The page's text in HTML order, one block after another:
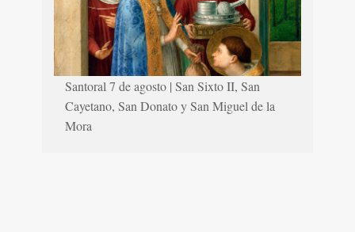
Santoral 7 de agosto | San Sixto II, San
Cayetano, San Donato y San Miguel de la
Mora